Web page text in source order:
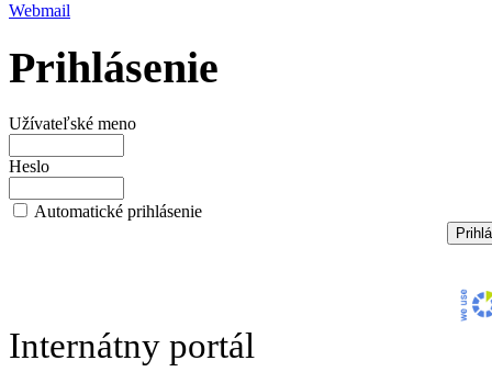
Webmail
Prihlásenie
Užívateľské meno
Heslo
Automatické prihlásenie
Internátny portál